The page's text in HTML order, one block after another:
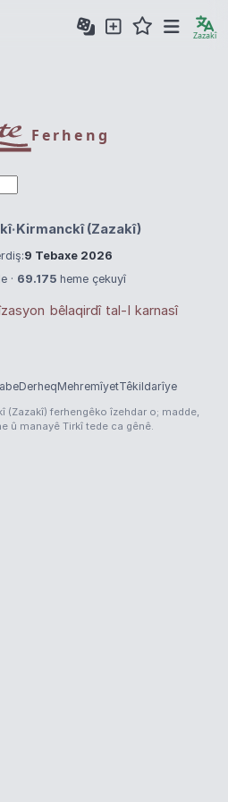
Zazakî
Ferheng
·Kirmanckî (Zazakî)
9 Tebaxe 2026
· 69.175heme çekuyî
bêlaqirdî tal-I karnasî
DerheqMehremîyetTêkildarîye
(Zazakî) ferhengêko îzehdar o; madde,
û manayê Tirkî tede ca gênê.